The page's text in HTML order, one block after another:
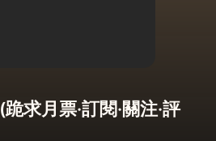
求月票·訂閱·關注·評